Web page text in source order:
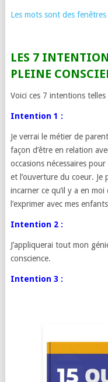
Les mots sont des
LES 7
PLEINE
Voici ces 7 intentions telles
Intention 1 :
Je verrai le métier de
façon d’être en relation
occasions nécessaires
et l’ouverture du coeur.
incarner ce qu’il y a en
l’exprimer avec mes
Intention 2 :
J’appliquerai tout mon
conscience.
Intention 3 :